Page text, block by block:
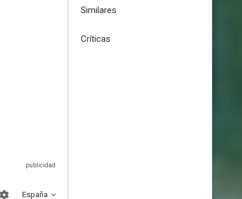
España
Similares
Críticas